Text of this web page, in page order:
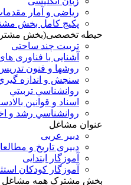
ریاضی و آمار
پکیج کامل بخش
حیطه تخصصی(بخش
تربیت چند ساحتی
آشنایی با فناوری
روشها و فنون
سنجش و اندازه
روانشناسي تربيتي
اسناد و قوانين
روانشناسي رشد و
عنوان مشاغل
دبير عربی
دبیری تاریخ و
آموزگار ابتدایی
آموزگار کودکان
بخش مشترک همه مشاغل